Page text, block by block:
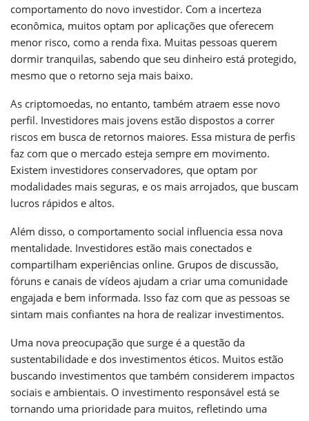
comportamento do novo investidor. Com a incerteza
econômica, muitos optam por aplicações que oferecem
menor risco, como a renda fixa. Muitas pessoas querem
dormir tranquilas, sabendo que seu dinheiro está protegido,
mesmo que o retorno seja mais baixo.
As criptomoedas, no entanto, também atraem esse novo
perfil. Investidores mais jovens estão dispostos a correr
riscos em busca de retornos maiores. Essa mistura de perfis
faz com que o mercado esteja sempre em movimento.
Existem investidores conservadores, que optam por
modalidades mais seguras, e os mais arrojados, que buscam
lucros rápidos e altos.
Além disso, o comportamento social influencia essa nova
mentalidade. Investidores estão mais conectados e
compartilham experiências online. Grupos de discussão,
fóruns e canais de vídeos ajudam a criar uma comunidade
engajada e bem informada. Isso faz com que as pessoas se
sintam mais confiantes na hora de realizar investimentos.
Uma nova preocupação que surge é a questão da
sustentabilidade e dos investimentos éticos. Muitos estão
buscando investimentos que também considerem impactos
sociais e ambientais. O investimento responsável está se
tornando uma prioridade para muitos, refletindo uma